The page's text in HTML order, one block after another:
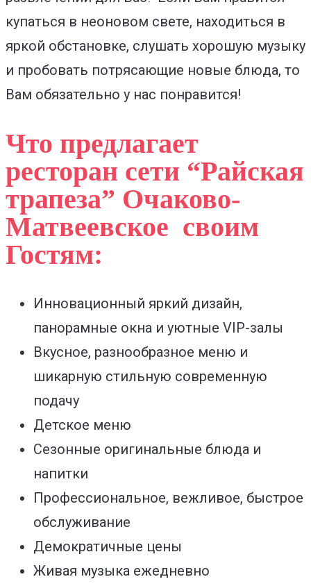
купаться в неоновом свете, находиться в
яркой обстановке, слушать хорошую музыку
и пробовать потрясающие новые блюда, то
Вам обязательно у нас понравится!
Что предлагает
ресторан сети “Райская
трапеза” Очаково-
Матвеевское своим
Гостям:
Инновационный яркий дизайн,
панорамные окна и уютные VIP-залы
Вкусное, разнообразное меню и
шикарную стильную современную
подачу
Детское меню
Сезонные оригинальные блюда и
напитки
Профессиональное, вежливое, быстрое
обслуживание
Демократичные цены
Живая музыка ежедневно